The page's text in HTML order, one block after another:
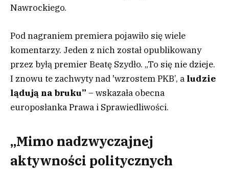
Nawrockiego.
Pod nagraniem premiera pojawiło się wiele
komentarzy. Jeden z nich został opublikowany
przez byłą premier Beatę Szydło. „To się nie dzieje.
I znowu te zachwyty nad 'wzrostem PKB’, a ludzie
lądują na bruku” – wskazała obecna
europosłanka Prawa i Sprawiedliwości.
„Mimo nadzwyczajnej
aktywności politycznych